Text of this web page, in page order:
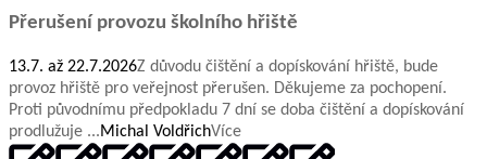
Přerušení provozu školního hřiště
13.7. až 22.7.2026Z důvodu čištění a dopískování hřiště, bude
provoz hřiště pro veřejnost přerušen. Děkujeme za pochopení.
Proti původnímu předpokladu 7 dní se doba čištění a dopískování
prodlužuje ...Michal VoldřichVíce